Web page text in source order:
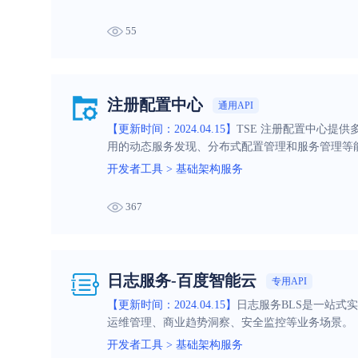
55
注册配置中心 通用API
【更新时间：2024.04.15】 TSE 注册配置中心提供
用的动态服务发现、分布式配置管理和服务管理等
开发者工具 > 基础架构服务
367
日志服务-百度智能云 专用API
【更新时间：2024.04.15】
日志服务BLS是一站式
运维管理、商业趋势洞察、安全监控等业务场景。
开发者工具 > 基础架构服务